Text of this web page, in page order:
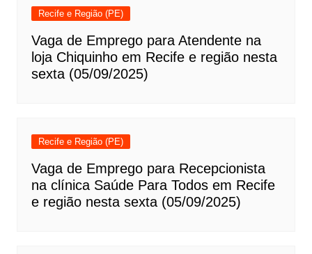
Recife e Região (PE)
Vaga de Emprego para Atendente na
loja Chiquinho em Recife e região nesta
sexta (05/09/2025)
Recife e Região (PE)
Vaga de Emprego para Recepcionista
na clínica Saúde Para Todos em Recife
e região nesta sexta (05/09/2025)